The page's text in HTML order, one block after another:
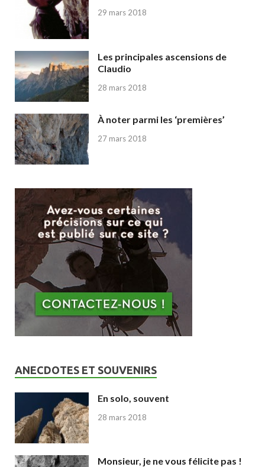
29 mars 2018
Les principales ascensions de
Claudio
28 mars 2018
À noter parmi les ‘premières’
27 mars 2018
ANECDOTES ET SOUVENIRS
En solo, souvent
28 mars 2018
Monsieur, je ne vous félicite pas !